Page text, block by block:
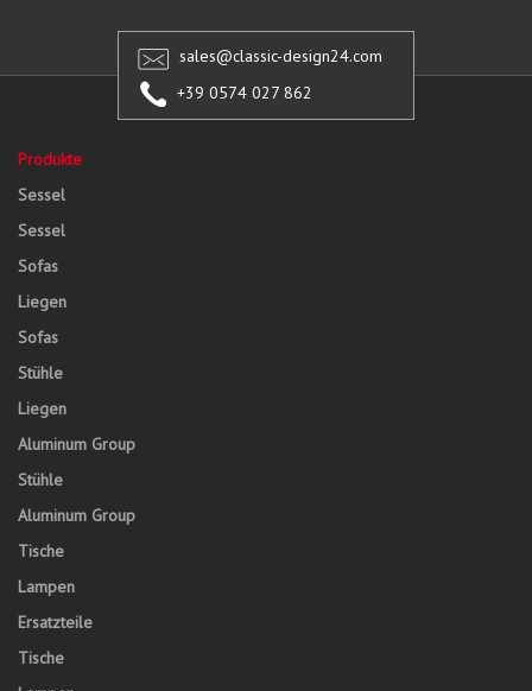
sales@classic-design24.com
+39 0574 027 862
Produkte
Sessel
Sessel
Sofas
Liegen
Sofas
Stühle
Liegen
Aluminum Group
Stühle
Aluminum Group
Tische
Lampen
Ersatzteile
Tische